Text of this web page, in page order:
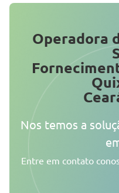
Operadora
Nos temos a
Entre em contato